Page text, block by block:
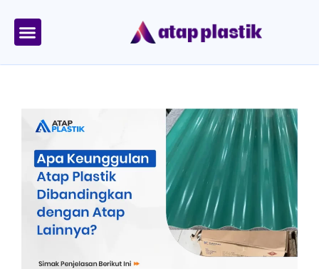
content